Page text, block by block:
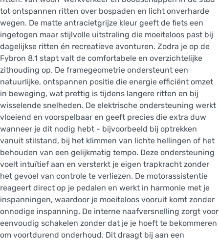
tot ontspannen ritten over bospaden en licht onverharde
wegen. De matte antracietgrijze kleur geeft de fiets een
ingetogen maar stijlvolle uitstraling die moeiteloos past bij
dagelijkse ritten én recreatieve avonturen. Zodra je op de
Fybron 8.1 stapt valt de comfortabele en overzichtelijke
zithouding op. De framegeometrie ondersteunt een
natuurlijke, ontspannen positie die energie efficiënt omzet
in beweging, wat prettig is tijdens langere ritten en bij
wisselende snelheden. De elektrische ondersteuning werkt
vloeiend en voorspelbaar en geeft precies die extra duw
wanneer je dit nodig hebt - bijvoorbeeld bij optrekken
vanuit stilstand, bij het klimmen van lichte hellingen of het
behouden van een gelijkmatig tempo. Deze ondersteuning
voelt intuïtief aan en versterkt je eigen trapkracht zonder
het gevoel van controle te verliezen. De motorassistentie
reageert direct op je pedalen en werkt in harmonie met je
inspanningen, waardoor je moeiteloos vooruit komt zonder
onnodige inspanning. De interne naafversnelling zorgt voor
eenvoudig schakelen zonder dat je je hoeft te bekommeren
om voortdurend onderhoud. Dit draagt bij aan een